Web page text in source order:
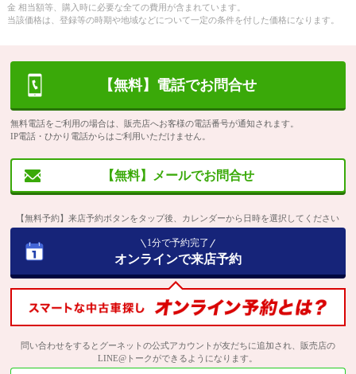
金 相当額等、購入時に必要な全ての費用が含まれています。
当該価格は、登録等の時期や地域などについて一定の条件を付した価格になります。
【無料】電話でお問合せ
無料電話をご利用の場合は、販売店へお客様の電話番号が通知されます。
IP電話・ひかり電話からはご利用いただけません。
【無料】メールでお問合せ
【無料予約】来店予約ボタンをタップ後、カレンダーから日時を選択してください
1分で予約完了
オンラインで来店予約
問い合わせをするとグーネットの公式アカウントが友だちに追加され、販売店の
LINE@トークができるようになります。